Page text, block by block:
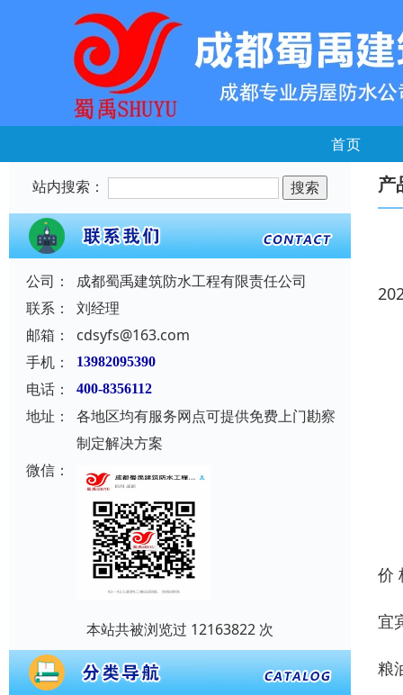
首页
站内搜索：
公司：
成都蜀禹建筑防水工程有限责任公司
联系：
刘经理
邮箱：
cdsyfs@163.com
手机：
13982095390
电话： 400-8356112
地址：
各地区均有服务网点可提供免费上门勘察
制定解决方案
微信：
本站共被浏览过 12163822 次
产
价
宜
粮